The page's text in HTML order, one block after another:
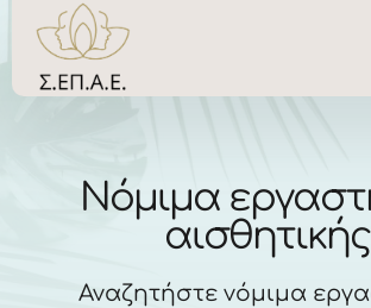
Νόμιμα
αισθητικής
Αναζητήστε νόμιμα